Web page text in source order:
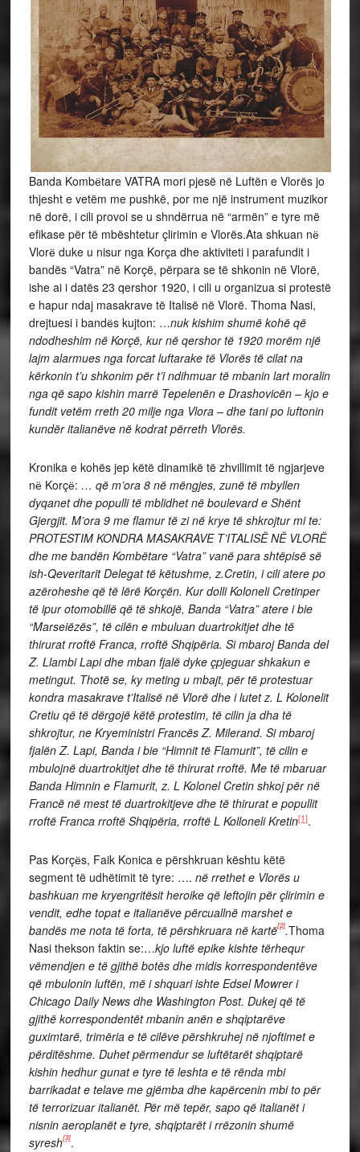
Banda Kombёtare VATRA mori pjesë në Luftën e Vlorës jo
thjesht e vetëm me pushkë, por me një instrument muzikor
në dorë, i cili provoi se u shndërrua në “armën” e tyre më
efikase për të mbështetur çlirimin e Vlorës.Ata shkuan nё
Vlorё duke u nisur nga Korça dhe aktiviteti i parafundit i
bandës “Vatra” në Korçë, përpara se të shkonin në Vlorë,
ishe ai i datës 23 qershor 1920, i cili u organizua si protestë
e hapur ndaj masakrave të Italisë në Vlorë. Thoma Nasi,
drejtuesi i bandёs kujton: …nuk kishim shumë kohë që
ndodheshim në Korçë, kur në qershor të 1920 morëm një
lajm alarmues nga forcat luftarake të Vlorës të cilat na
kërkonin t’u shkonim për t’i ndihmuar të mbanin lart moralin
nga që sapo kishin marrë Tepelenën e Drashovicën – kjo e
fundit vetëm rreth 20 milje nga Vlora – dhe tani po luftonin
kundër italianëve në kodrat përreth Vlorës.
Kronika e kohës jep këtë dinamikë të zhvillimit të ngjarjeve
nё Korçё: … që m’ora 8 në mëngjes, zunë të mbyllen
dyqanet dhe populli të mblidhet në boulevard e Shënt
Gjergjit. M’ora 9 me flamur të zi në krye të shkrojtur mi te:
PROTESTIM KONDRA MASAKRAVE T’ITALISË NË VLORË
dhe me bandën Kombëtare “Vatra” vanë para shtëpisë së
ish-Qeveritarit Delegat të këtushme, z.Cretin, i cili atere po
azëroheshe që të lërë Korçën. Kur dolli Koloneli Cretinper
të ipur otomobillë që të shkojë, Banda “Vatra” atere i bie
“Marseiëzës”, të cilën e mbuluan duartrokitjet dhe të
thirurat rroftë Franca, rroftë Shqipëria. Si mbaroj Banda del
Z. Llambi Lapi dhe mban fjalë dyke çpjeguar shkakun e
metingut. Thotë se, ky meting u mbajt, për të protestuar
kondra masakrave t’Italisë në Vlorë dhe i lutet z. L Kolonelit
Cretiu që të dërgojë këtë protestim, të cilin ja dha të
shkrojtur, ne Kryeministri Francës Z. Milerand. Si mbaroj
fjalën Z. Lapi, Banda i bie “Himnit të Flamurit”, të cilin e
mbulojnë duartrokitjet dhe të thirurat rroftë. Me të mbaruar
Banda Himnin e Flamurit, z. L Kolonel Cretin shkoj për në
Francë në mest të duartrokitjeve dhe të thirurat e popullit
rroftë Franca rroftë Shqipëria, rroftë L Kolloneli Kretin[1].
Pas Korçёs, Faik Konica e përshkruan kështu këtë
segment të udhëtimit të tyre: …. në rrethet e Vlorës u
bashkuan me kryengritësit heroike që leftojin për çlirimin e
vendit, edhe topat e italianëve përcuallnë marshet e
bandës me nota të forta, të përshkruara në kartë[2].Thoma
Nasi thekson faktin se:…kjo luftë epike kishte tërhequr
vëmendjen e të gjithë botës dhe midis korrespondentëve
që mbulonin luftën, më i shquari ishte Edsel Mowrer i
Chicago Daily News dhe Washington Post. Dukej që të
gjithë korrespondentët mbanin anën e shqiptarëve
guximtarë, trimëria e të cilëve përshkruhej në njoftimet e
përditëshme. Duhet përmendur se luftëtarët shqiptarë
kishin hedhur gunat e tyre të leshta e të rënda mbi
barrikadat e telave me gjëmba dhe kapërcenin mbi to për
të terrorizuar italianët. Për më tepër, sapo që italianët i
nisnin aeroplanët e tyre, shqiptarët i rrëzonin shumë
syresh[3].